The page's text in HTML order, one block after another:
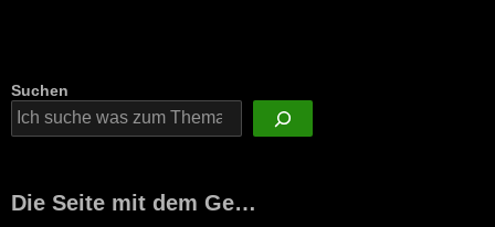
Suchen
Die Seite mit dem Ge…